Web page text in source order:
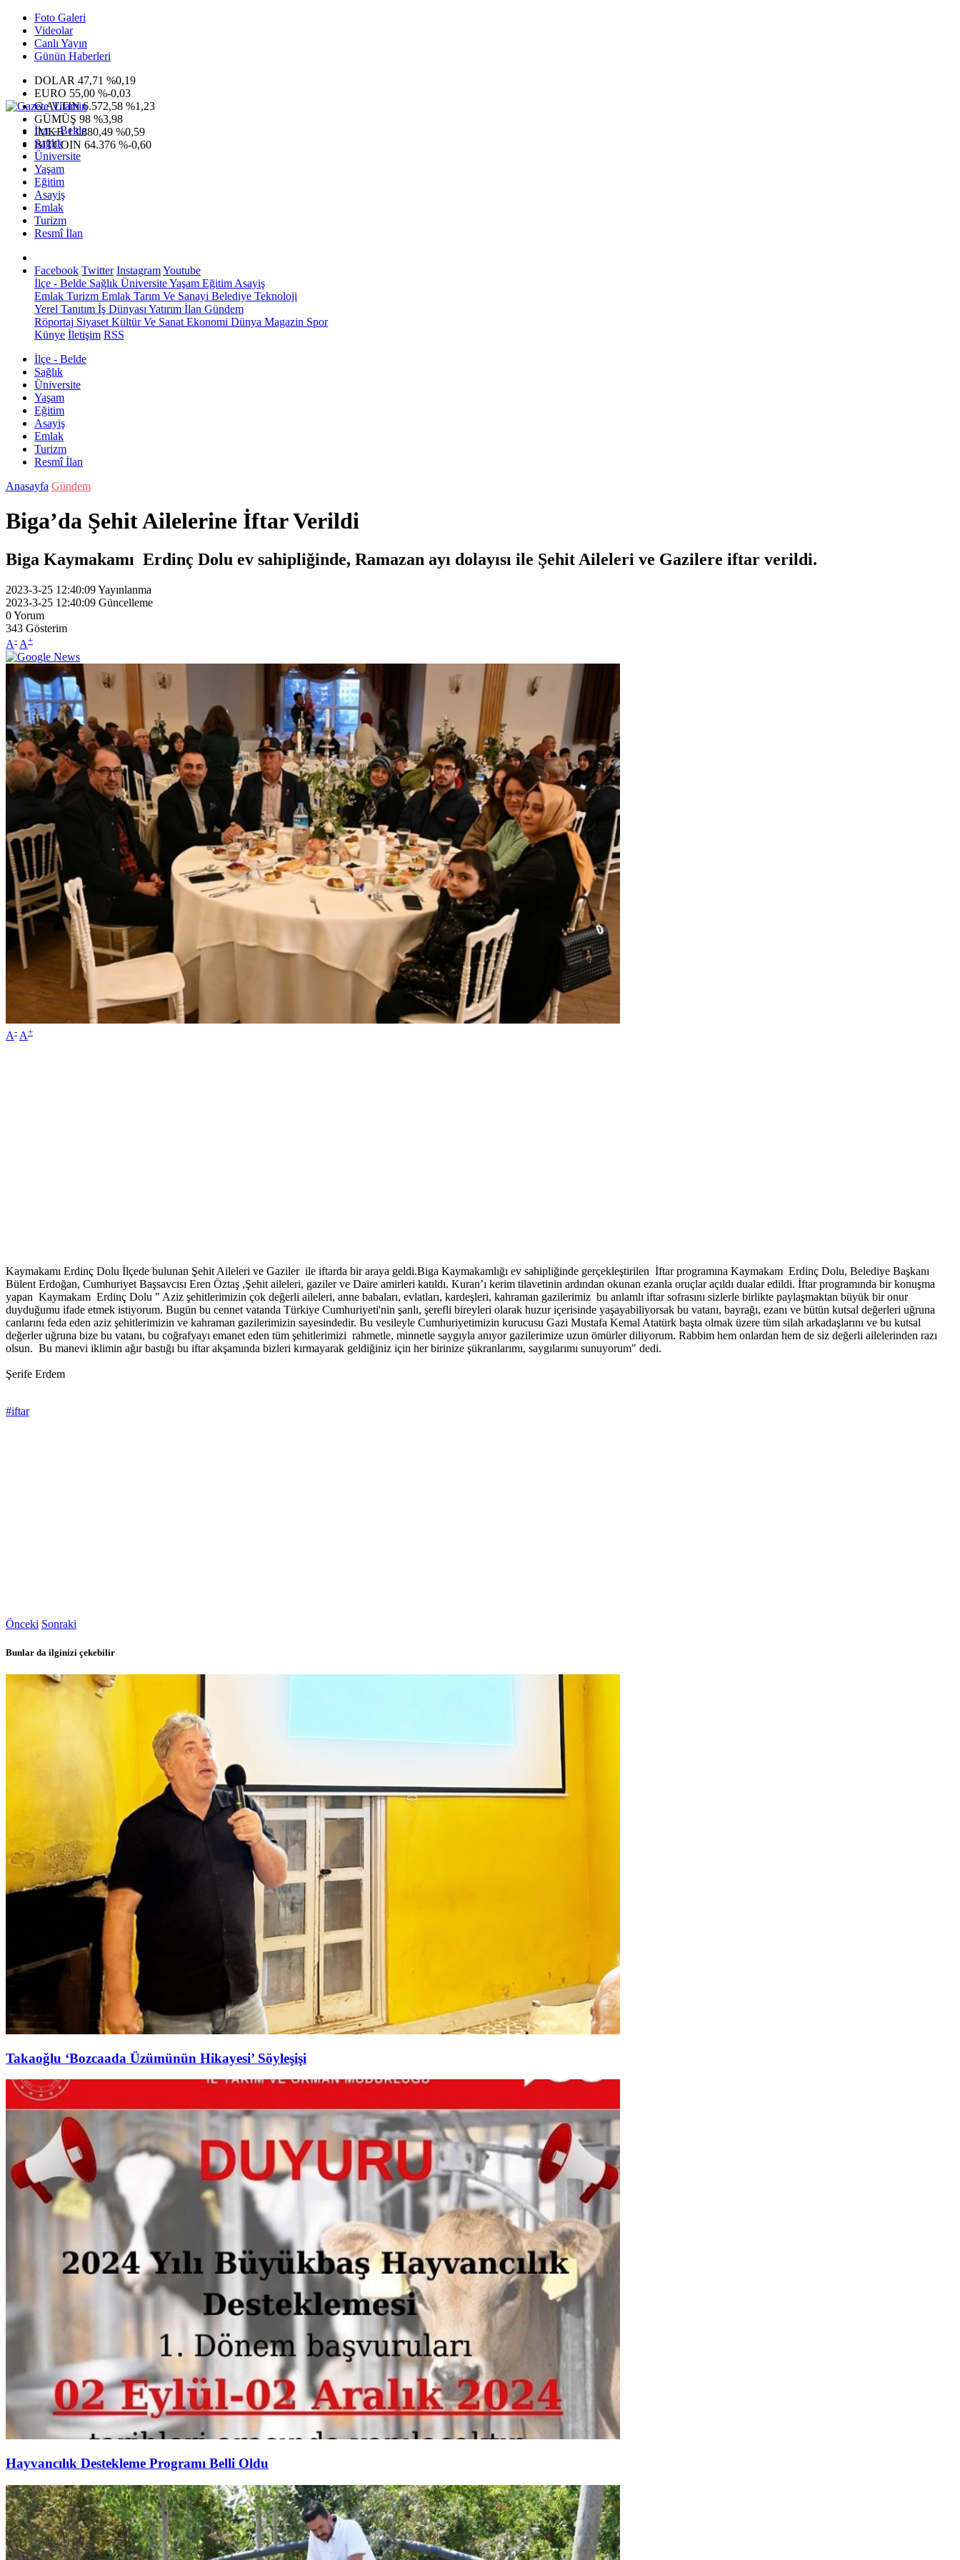
Foto Galeri
Videolar
Canlı Yayın
Günün Haberleri
DOLAR 47,71 %0,19
EURO 55,00 %-0,03
G.ALTIN6.572,58 %1,23
GÜMÜŞ 98 %3,98
IMKB13.880,49 %0,59
BITCOIN 64.376 %-0,60
İlçe - Belde
Sağlık
Üniversite
Yaşam
Eğitim
Asayiş
Emlak
Turizm
Resmî İlan
Facebook Twitter InstagramYoutube
İlçe - Belde Sağlık ÜniversiteYaşam Eğitim Asayiş
Emlak Turizm Emlak Tarım Ve Sanayi Belediye Teknoloji
Yerel Tanıtım İş Dünyası Yatırım İlan Gündem
Röportaj Siyaset Kültür Ve Sanat Ekonomi Dünya Magazin Spor
Künye İletişim RSS
İlçe - Belde
Sağlık
Üniversite
Yaşam
Eğitim
Asayiş
Emlak
Turizm
Resmî İlan
Anasayfa Gündem
Biga’da Şehit Ailelerine İftar Verildi
Biga Kaymakamı Erdinç Dolu ev sahipliğinde, Ramazan ayı dolayısı ile Şehit Aileleri ve Gazilere iftar verildi.
2023-3-25 12:40:09Yayınlanma
2023-3-25 12:40:09 Güncelleme
0Yorum
343 Gösterim
A- A+
A- A+
Kaymakamı Erdinç Dolu İlçede bulunan Şehit Aileleri ve Gaziler ile iftarda bir araya geldi.Biga Kaymakamlığı ev sahipliğinde gerçekleştirilen İftar programına Kaymakam Erdinç Dolu, Belediye Başkanı
Bülent Erdoğan, Cumhuriyet Başsavcısı Eren Öztaş ,Şehit aileleri, gaziler ve Daire amirleri katıldı. Kuran’ı kerim tilavetinin ardından okunan ezanla oruçlar açıldı dualar edildi. İftar programında bir konuşma
yapan Kaymakam Erdinç Dolu " Aziz şehitlerimizin çok değerli aileleri, anne babaları, evlatları, kardeşleri, kahraman gazilerimiz bu anlamlı iftar sofrasını sizlerle birlikte paylaşmaktan büyük bir onur
duyduğumu ifade etmek istiyorum. Bugün bu cennet vatanda Türkiye Cumhuriyeti'nin şanlı, şerefli bireyleri olarak huzur içerisinde yaşayabiliyorsak bu vatanı, bayrağı, ezanı ve bütün kutsal değerleri uğruna
canlarını feda eden aziz şehitlerimizin ve kahraman gazilerimizin sayesindedir. Bu vesileyle Cumhuriyetimizin kurucusu Gazi Mustafa Kemal Atatürk başta olmak üzere tüm silah arkadaşlarını ve bu kutsal
değerler uğruna bize bu vatanı, bu coğrafyayı emanet eden tüm şehitlerimizi rahmetle, minnetle saygıyla anıyor gazilerimize uzun ömürler diliyorum. Rabbim hem onlardan hem de siz değerli ailelerinden razı
olsun. Bu manevi iklimin ağır bastığı bu iftar akşamında bizleri kırmayarak geldiğiniz için her birinize şükranlarımı, saygılarımı sunuyorum" dedi.
Şerife Erdem
#iftar
Önceki Sonraki
Bunlar da ilginizi çekebilir
Takaoğlu ‘Bozcaada Üzümünün Hikayesi’ Söyleşişi
Hayvancılık Destekleme Programı Belli Oldu